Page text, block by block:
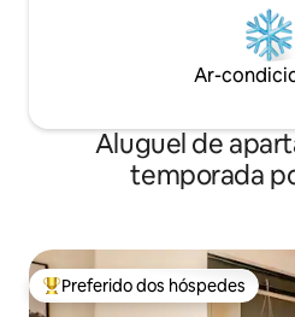
Ar-
Aluguel de
temporada
Entre os melhores preferidos
Preferido dos hóspedes